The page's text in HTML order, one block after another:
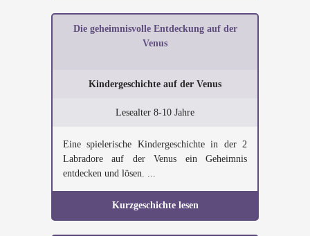
Die geheimnisvolle Entdeckung auf der
Venus
Kindergeschichte auf der Venus
Lesealter 8-10 Jahre
Eine spielerische Kindergeschichte in der 2
Labradore auf der Venus ein Geheimnis
entdecken und lösen. ...
Kurzgeschichte lesen